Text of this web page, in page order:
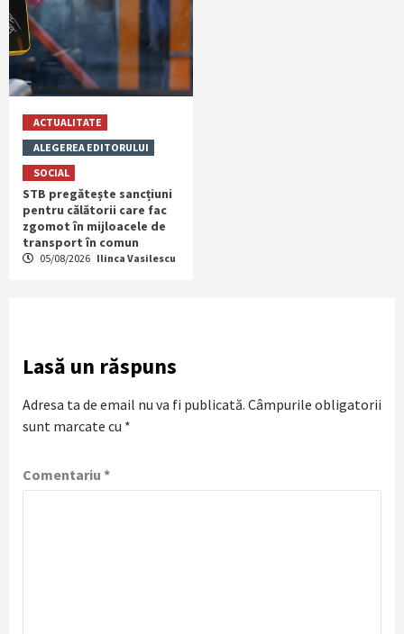
ACTUALITATE
ALEGEREA EDITORULUI
SOCIAL
STB pregătește sancțiuni
pentru călătorii care fac
zgomot în mijloacele de
transport în comun
05/08/2026 Ilinca Vasilescu
Lasă un răspuns
Adresa ta de email nu va fi publicată. Câmpurile obligatorii
sunt marcate cu *
Comentariu *